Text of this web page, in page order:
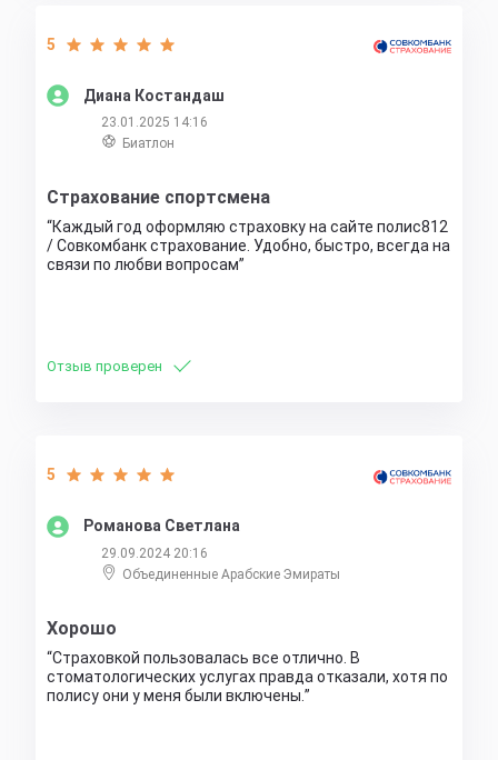
Диана Костандаш
5
23.01.2025 14:16
Биатлон
Страхование спортсмена
Каждый год оформляю страховку на сайте полис812
/ Совкомбанк страхование. Удобно, быстро, всегда на
связи по любви вопросам
Отзыв проверен
Романова Светлана
5
29.09.2024 20:16
Объединенные Арабские Эмираты
Хорошо
Страховкой пользовалась все отлично. В
стоматологических услугах правда отказали, хотя по
полису они у меня были включены.